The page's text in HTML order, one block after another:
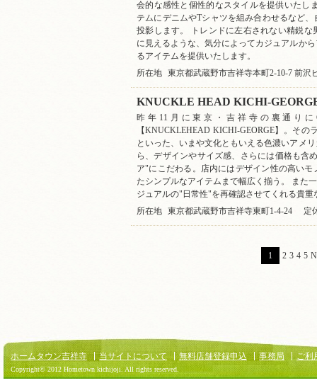
会的な感性と個性的なスタイルを提供いたし
テムにデニムやTシャツを組み合わせるなど
投影します。 トレンドに左右されない精鋭
に見えるような、気分によってカジュアルか
るアイテムを提供いたします。
所在地
東京都武蔵野市吉祥寺本町2-10-7 前沢
KNUCKLE HEAD KICHI-
昨年11月に東京・吉祥寺の裏通りに
【KNUCKLEHEAD KICHI-GEORGE】。その
といった、いまや文化ともいえる色濃いアメ
ら、デザインやサイズ感、さらには価格も含
ア"にこだわる。店内にはデザイン性の高い
たシンプルなアイテムまで幅広く揃う。 また
ジュアルの"日常性"を再確認させてくれる貴
所在地
東京都武蔵野市吉祥寺東町1-4-24 定
1 2 3 4 5
ホームタウン吉祥寺 当サイトについて 無料店舗登録申込 事務局 ご利
Copyright© 2012 Hometown kichijoji. All rights reserved.